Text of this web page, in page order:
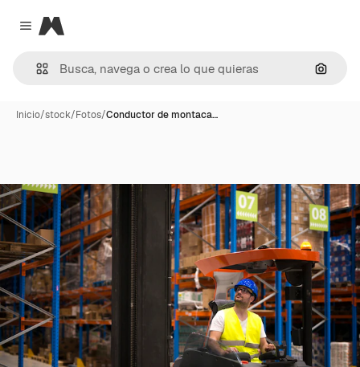
Close menu
Magnific
Inicio/stock/Fotos/Conductor de montaca…